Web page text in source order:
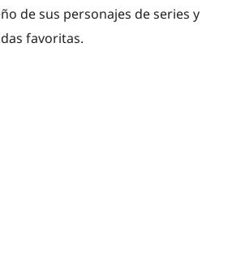
de sus personajes de series y
favoritas.